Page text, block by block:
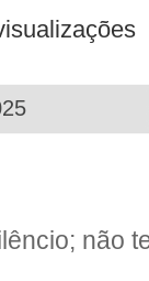
não